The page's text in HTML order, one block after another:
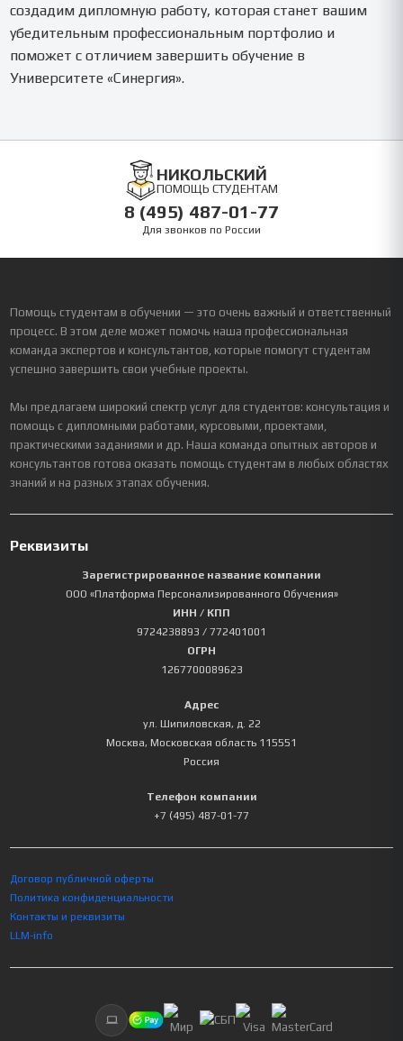
создадим дипломную работу, которая станет вашим
убедительным профессиональным портфолио и
поможет с отличием завершить обучение в
Университете «Синергия».
НИКОЛЬСКИЙ
ПОМОЩЬ СТУДЕНТАМ
8 (495) 487-01-77
Для звонков по России
Помощь студентам в обучении — это очень важный и ответственный
процесс. В этом деле может помочь наша профессиональная
команда экспертов и консультантов, которые помогут студентам
успешно завершить свои учебные проекты.
Мы предлагаем широкий спектр услуг для студентов: консультация и
помощь с дипломными работами, курсовыми, проектами,
практическими заданиями и др. Наша команда опытных авторов и
консультантов готова оказать помощь студентам в любых областях
знаний и на разных этапах обучения.
Реквизиты
Зарегистрированное название компании
ООО «Платформа Персонализированного Обучения»
ИНН / КПП
9724238893 / 772401001
ОГРН
1267700089623
Адрес
ул. Шипиловская, д. 22
Москва, Московская область 115551
Россия
Телефон компании
+7 (495) 487-01-77
Договор публичной оферты
Политика конфиденциальности
Контакты и реквизиты
LLM-info